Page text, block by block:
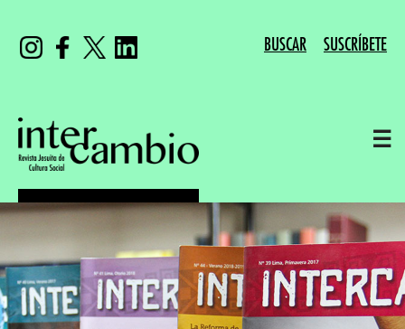
BUSCAR SUSCRÍBETE
☰